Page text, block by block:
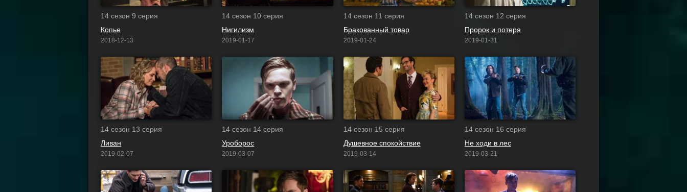
14 сезон 9 серия
Копье
2018-12-13
14 сезон 10 серия
Нигилизм
2019-01-17
14 сезон 11 серия
Бракованный товар
2019-01-24
14 сезон 12 серия
Пророк и потеря
2019-01-31
14 сезон 13 серия
Ливан
2019-02-07
14 сезон 14 серия
Уроборос
2019-03-07
14 сезон 15 серия
Душевное спокойствие
2019-03-14
14 сезон 16 серия
Не ходи в лес
2019-03-21